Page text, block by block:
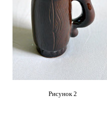
Рисунок 2